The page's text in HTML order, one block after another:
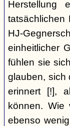
Herstellung
tatsächlichen
HJ-
einheitlicher
fühlen sie
glauben, sich
erinnert [!],
können. Wie
ebenso